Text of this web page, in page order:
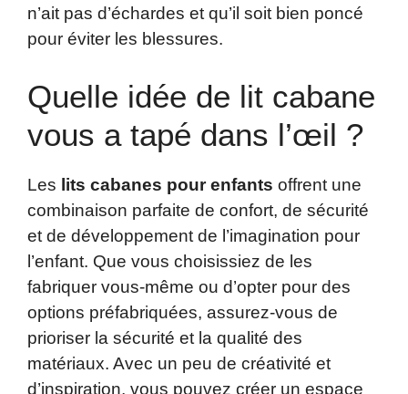
n’ait pas d’échardes et qu’il soit bien poncé
pour éviter les blessures.
Quelle idée de lit cabane
vous a tapé dans l’œil ?
Les lits cabanes pour enfants offrent une
combinaison parfaite de confort, de sécurité
et de développement de l’imagination pour
l’enfant. Que vous choisissiez de les
fabriquer vous-même ou d’opter pour des
options préfabriquées, assurez-vous de
prioriser la sécurité et la qualité des
matériaux. Avec un peu de créativité et
d’inspiration, vous pouvez créer un espace